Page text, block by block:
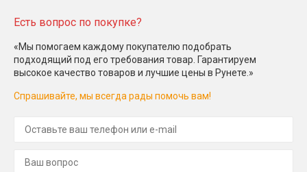
Есть вопрос по покупке?
«Мы помогаем каждому покупателю подобрать
подходящий под его требования товар. Гарантируем
высокое качество товаров и лучшие цены в Рунете.»
Спрашивайте, мы всегда рады помочь вам!